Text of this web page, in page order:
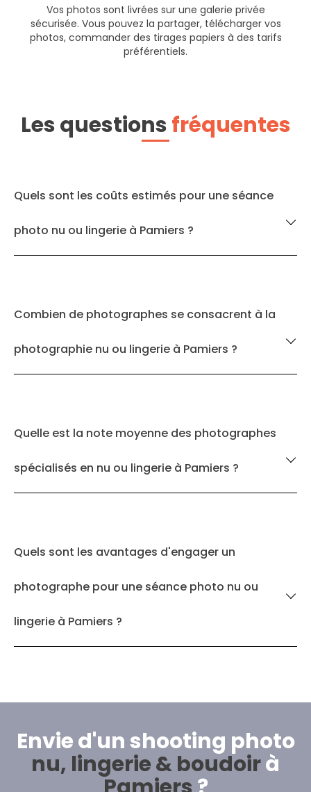
Vos photos sont livrées sur une galerie privée
sécurisée. Vous pouvez la partager, télécharger vos
photos, commander des tirages papiers à des tarifs
préférentiels.
Les questionsfréquentes
Quels sont les coûts estimés pour une séance
photo nu ou lingerie à Pamiers ?
Combien de photographes se consacrent à la
photographie nu ou lingerie à Pamiers ?
Quelle est la note moyenne des photographes
spécialisés en nu ou lingerie à Pamiers ?
Quels sont les avantages d'engager un
photographe pour une séance photo nu ou
lingerie à Pamiers ?
Envie d'un shooting photo
nu, lingerie & boudoirà